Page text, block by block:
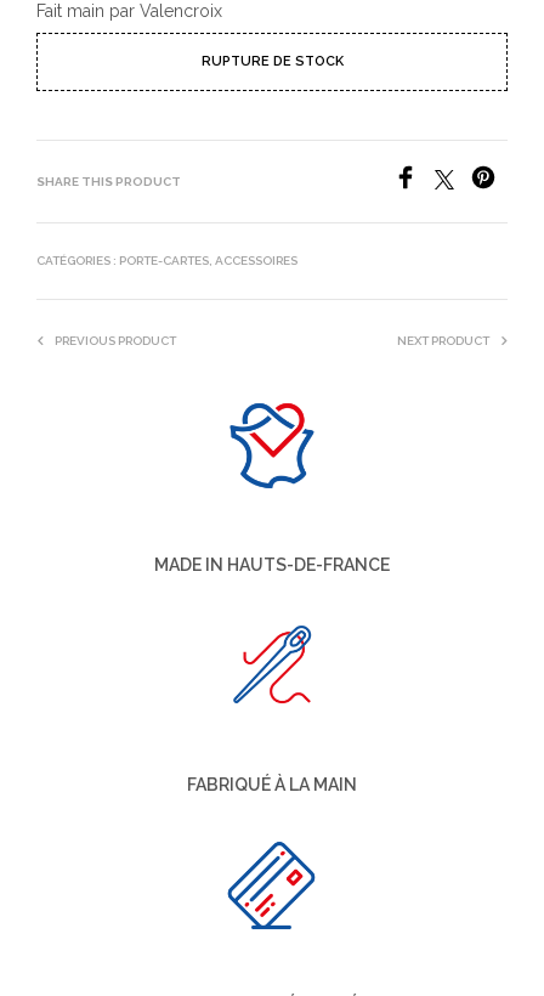
Fait main par Valencroix
RUPTURE DE STOCK
SHARE THIS PRODUCT
CATÉGORIES : PORTE-CARTES ACCESSOIRES
PREVIOUS PRODUCT NEXT PRODUCT
MADE IN HAUTS-DE-FRANCE
FABRIQUÉ À LA MAIN